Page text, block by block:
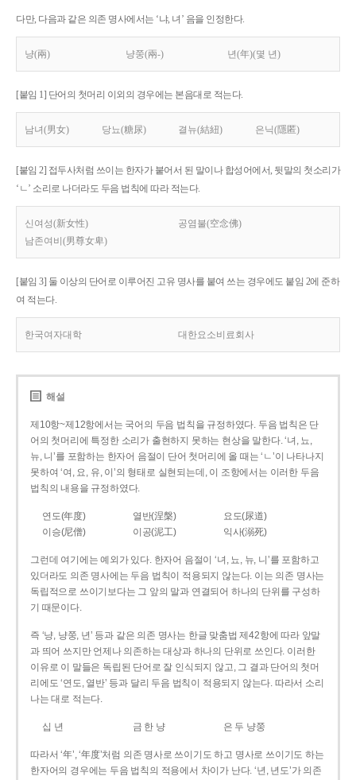
다만, 다음과 같은 의존 명사에서는 ‘냐, 녀’ 음을 인정한다.
냥(兩) 냥쭝(兩-) 년(年)(몇 년)
[붙임 1] 단어의 첫머리 이외의 경우에는 본음대로 적는다.
남녀(男女) 당뇨(糖尿) 결뉴(結紐) 은닉(隱匿)
[붙임 2] 접두사처럼 쓰이는 한자가 붙어서 된 말이나 합성어에서, 뒷말의 첫소리가
‘ㄴ’ 소리로 나더라도 두음 법칙에 따라 적는다.
신여성(新女性)
공염불(空念佛)
남존여비(男尊女卑)
[붙임 3] 둘 이상의 단어로 이루어진 고유 명사를 붙여 쓰는 경우에도 붙임 2에 준하
여 적는다.
한국여자대학 대한요소비료회사
해설
제10항~제12항에서는 국어의 두음 법칙을 규정하였다. 두음 법칙은 단
어의 첫머리에 특정한 소리가 출현하지 못하는 현상을 말한다. ‘녀, 뇨,
뉴, 니’를 포함하는 한자어 음절이 단어 첫머리에 올 때는 ‘ㄴ’이 나타나지
못하여 ‘여, 요, 유, 이’의 형태로 실현되는데, 이 조항에서는 이러한 두음
법칙의 내용을 규정하였다.
연도(年度) 열반(涅槃)
요도(尿道)
이승(尼僧)
이공(泥工) 익사(溺死)
그런데 여기에는 예외가 있다. 한자어 음절이 ‘녀, 뇨, 뉴, 니’를 포함하고
있더라도 의존 명사에는 두음 법칙이 적용되지 않는다. 이는 의존 명사는
독립적으로 쓰이기보다는 그 앞의 말과 연결되어 하나의 단위를 구성하
기 때문이다.
즉 ‘냥, 냥쭝, 년’ 등과 같은 의존 명사는 한글 맞춤법 제42항에 따라 앞말
과 띄어 쓰지만 언제나 의존하는 대상과 하나의 단위로 쓰인다. 이러한
이유로 이 말들은 독립된 단어로 잘 인식되지 않고, 그 결과 단어의 첫머
리에도 ‘연도, 열반’ 등과 달리 두음 법칙이 적용되지 않는다. 따라서 소리
나는 대로 적는다.
십 년 금 한 냥 은 두 냥쭝
따라서 ‘年’, ‘年度’처럼 의존 명사로 쓰이기도 하고 명사로 쓰이기도 하는
한자어의 경우에는 두음 법칙의 적용에서 차이가 난다. ‘년, 년도’가 의존